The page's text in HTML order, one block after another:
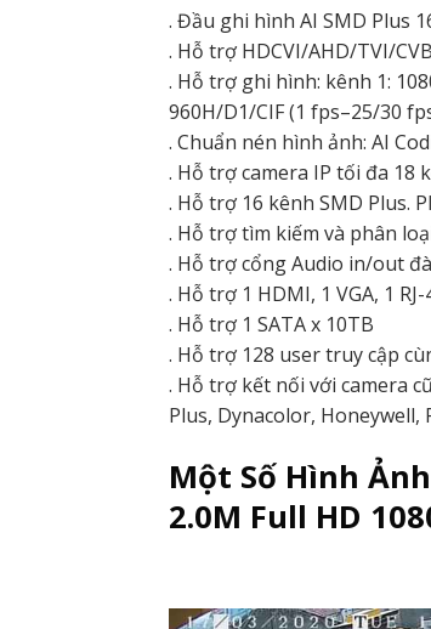
. Đầu ghi hình AI SMD Plus
. Hỗ trợ HDCVI/AHD/TVI/
. Hỗ trợ ghi hình: kênh 1:
960H/D1/CIF (1 fps–25/30
. Chuẩn nén hình ảnh: AI
. Hỗ trợ camera IP tối đa 18
. Hỗ trợ 16 kênh SMD Plus.
. Hỗ trợ tìm kiếm và phân
. Hỗ trợ cổng Audio in/out
. Hỗ trợ 1 HDMI, 1 VGA, 1
. Hỗ trợ 1 SATA x 10TB
. Hỗ trợ 128 user truy cập
. Hỗ trợ kết nối với camera
Plus, Dynacolor, Honeywell,
Một Số Hình
2.0M Full HD